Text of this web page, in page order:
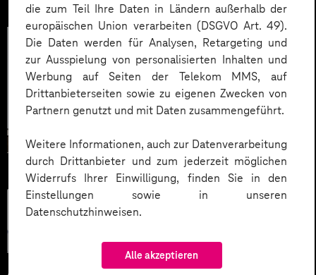
die zum Teil Ihre Daten in Ländern außerhalb der
europäischen Union verarbeiten (DSGVO Art. 49).
Die Daten werden für Analysen, Retargeting und
zur Ausspielung von personalisierten Inhalten und
Werbung auf Seiten der Telekom MMS, auf
Drittanbieterseiten sowie zu eigenen Zwecken von
Partnern genutzt und mit Daten zusammengeführt.
Weitere Informationen, auch zur Datenverarbeitung
durch Drittanbieter und zum jederzeit möglichen
Widerrufs Ihrer Einwilligung, finden Sie in den
Einstellungen sowie in unseren
Datenschutzhinweisen.
Alle akzeptieren
Künstliche
Intelligenz